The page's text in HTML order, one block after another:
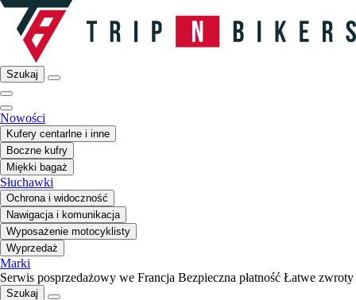
Szukaj
Nowości
Kufery centarlne i inne
Boczne kufry
Miękki bagaż
Słuchawki
Ochrona i widoczność
Nawigacja i komunikacja
Wyposażenie motocyklisty
Wyprzedaż
Marki
Serwis posprzedażowy we Francja Bezpieczna płatność Łatwe zwroty
Szukaj